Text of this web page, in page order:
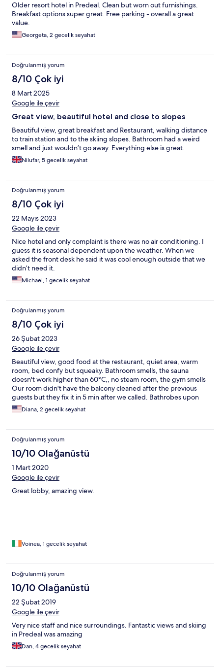
Older resort hotel in Predeal. Clean but worn out furnishings.
Breakfast options super great. Free parking - overall a great
value.
Georgeta, 2 gecelik seyahat
Doğrulanmış yorum
8/10 Çok iyi
8 Mart 2025
Google ile çevir
Great view, beautiful hotel and close to slopes
Beautiful view, great breakfast and Restaurant, walking distance
to train station and to the skiing slopes. Bathroom had a weird
smell and just wouldn’t go away. Everything else is great.
Nilufar, 5 gecelik seyahat
Doğrulanmış yorum
8/10 Çok iyi
22 Mayıs 2023
Google ile çevir
Nice hotel and only complaint is there was no air conditioning. I
guess it is seasonal dependent upon the weather. When we
asked the front desk he said it was cool enough outside that we
didn’t need it.
Michael, 1 gecelik seyahat
Doğrulanmış yorum
8/10 Çok iyi
26 Şubat 2023
Google ile çevir
Beautiful view, good food at the restaurant, quiet area, warm
room, bed confy but squeaky. Bathroom smells, the sauna
doesn't work higher than 60°C,, no steam room, the gym smells
Our room didn't have the balcony cleaned after the previous
guests but they fix it in 5 min after we called. Bathrobes upon
request, not in the room. The safe didn't work either. I would
not give 4 stars. The personnel is under qualified too. I guess it's
Diana, 2 gecelik seyahat
Doğrulanmış yorum
10/10 Olağanüstü
1 Mart 2020
Google ile çevir
Great lobby, amazing view.
Voinea, 1 gecelik seyahat
Doğrulanmış yorum
10/10 Olağanüstü
22 Şubat 2019
Google ile çevir
Very nice staff and nice surroundings. Fantastic views and skiing
in Predeal was amazing
Dan, 4 gecelik seyahat